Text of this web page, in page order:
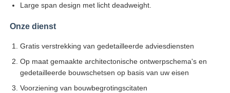
Large span design met licht deadweight.
Onze dienst
Gratis verstrekking van gedetailleerde adviesdiensten
Op maat gemaakte architectonische ontwerpschema's en
gedetailleerde bouwschetsen op basis van uw eisen
Voorziening van bouwbegrotingscitaten